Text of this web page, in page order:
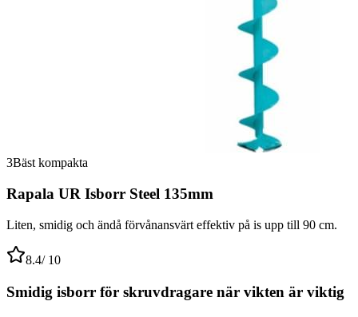
3Bäst kompakta
Rapala UR Isborr Steel 135mm
Liten, smidig och ändå förvånansvärt effektiv på is upp till 90 cm.
8.4/ 10
Smidig isborr för skruvdragare när vikten är viktig